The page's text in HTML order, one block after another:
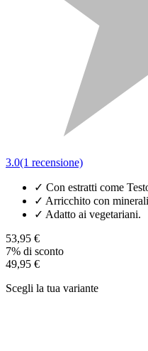
3.0(1 recensione)
✓ Con estratti come
✓ Arricchito con
✓ Adatto ai vegetariani.
53,95 €
7% di sconto
49,95 €
Scegli la tua variante